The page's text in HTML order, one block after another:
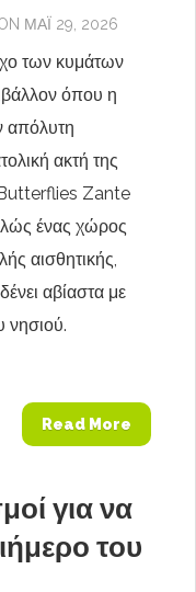
ΜΆΙ 29, 2026
των κυμάτων
όπου η
απόλυτη
ακτή της
Butterflies Zante
ένας χώρος
αισθητικής,
αβίαστα με
νησιού.
Read More
για να
του